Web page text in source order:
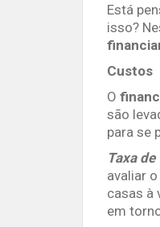
Está
isso?
Custos
O
são
para se
Taxa
avaliar
casas à
em